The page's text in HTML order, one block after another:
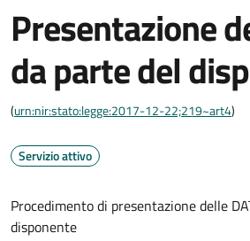
Presentazione
da parte del
(urn:nir:stato:legge:2017-12-22;219~art4)
Servizio attivo
Procedimento di presentazione delle
disponente